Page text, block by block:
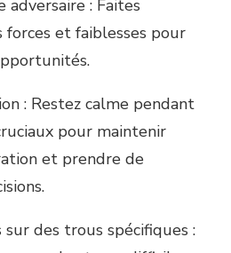
adversaire : Faites
forces et faiblesses pour
: Restez calme pendant
pour maintenir
et prendre de
sur des trous spécifiques :